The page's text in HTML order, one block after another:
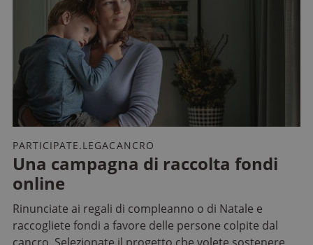
Una campagna di raccolta fondi
online
PARTICIPATE.LEGACANCRO
Rinunciate ai regali di compleanno o di Natale e
raccogliete fondi a favore delle persone colpite dal